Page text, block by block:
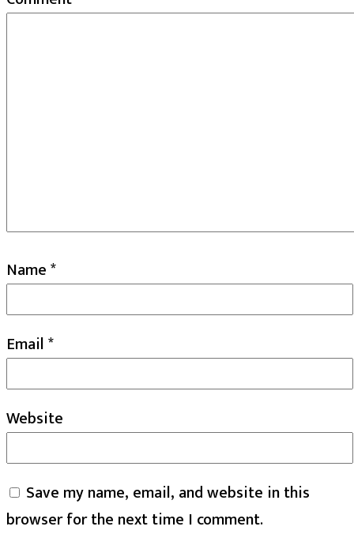
Name*
Email*
Website
Save my name, email, and website in this
browser for the next time I comment.